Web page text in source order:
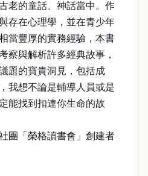
老的童話、神話當中。作
存在心理學，並在青少年
當豐厚的實務經驗，本書
察與解析許多經典故事，
題的寶貴洞見，包括成
我想不論是輔導人員或是
能找到扣連你生命的故
「榮格讀書會」創建者